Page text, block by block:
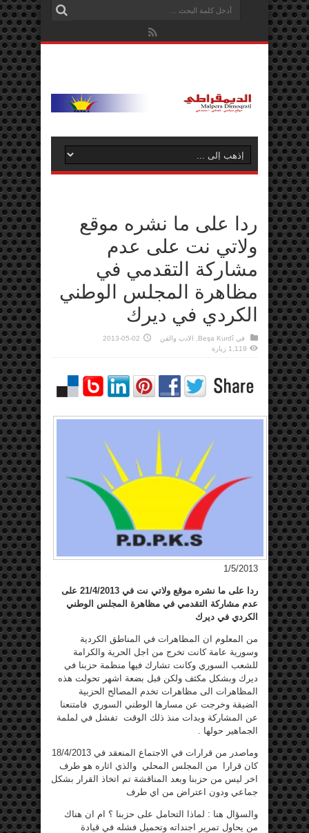
ردا على ما نشره موقع
ولاتي نت على عدم
مشاركة التقدمي في
مظاهرة المجلس الوطني
الكردي في ديرك
في Beşa Kurdî الادب والفن
2013-05-02
1,119 زيارة
1/5/2013
ردا على ما نشره موقع ولاتي نت في 21/4/2013 على
عدم مشاركة التقدمي في مظاهرة المجلس الوطني
الكردي في ديرك
من المعلوم ان المظاهرات في المناطق الكردية
وسورية عامة كانت تخرج من اجل الحرية والكرامة
للشعب السوري وكانت تشارك فيها منظمة حزبنا في
ديرك وبشكل مكثف ولكن قبل بضعة اشهر تحولت هذه
المظاهرات الى مظاهرات تخدم المصالح الحزبية
الضيقة وخرجت عن مسارها الوطني السوري فامتنعنا
عن المشاركة وبدات منذ ذلك الوقت تفشل في لملمة
الجماهير حولها .
وماصدر من قرارات في الاجتماع المنعقد في 18/4/2013
كان قرارا من المجلس المحلي والذي اثاره هو طرف
اخر ليس من حزبنا وبعد المناقشة تم اتخاذ القرار بشكل
جماعي ودون اعتراض من اي طرف
والسؤال هنا : لماذا التحامل على حزبنا ؟ ام ان هناك
من يحاول تمرير اجنداته وتحميل فشله في قيادة